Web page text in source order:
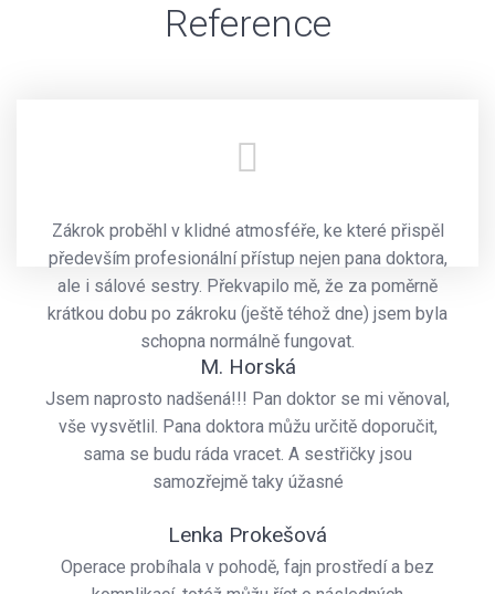
Reference
Zákrok proběhl v klidné atmosféře, ke které přispěl
především profesionální přístup nejen pana doktora,
ale i sálové sestry. Překvapilo mě, že za poměrně
krátkou dobu po zákroku (ještě téhož dne) jsem byla
schopna normálně fungovat.
M. Horská
Jsem naprosto nadšená!!! Pan doktor se mi věnoval,
vše vysvětlil. Pana doktora můžu určitě doporučit,
sama se budu ráda vracet. A sestřičky jsou
samozřejmě taky úžasné
Lenka Prokešová
Operace probíhala v pohodě, fajn prostředí a bez